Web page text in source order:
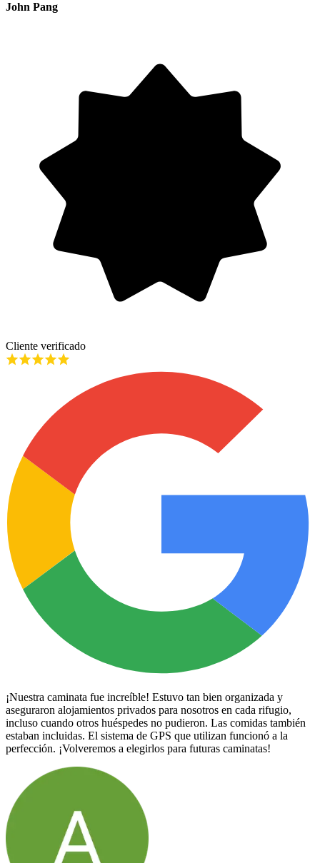
John Pang
Cliente verificado
¡Nuestra caminata fue increíble! Estuvo tan bien organizada y
aseguraron alojamientos privados para nosotros en cada rifugio,
incluso cuando otros huéspedes no pudieron. Las comidas también
estaban incluidas. El sistema de GPS que utilizan funcionó a la
perfección. ¡Volveremos a elegirlos para futuras caminatas!